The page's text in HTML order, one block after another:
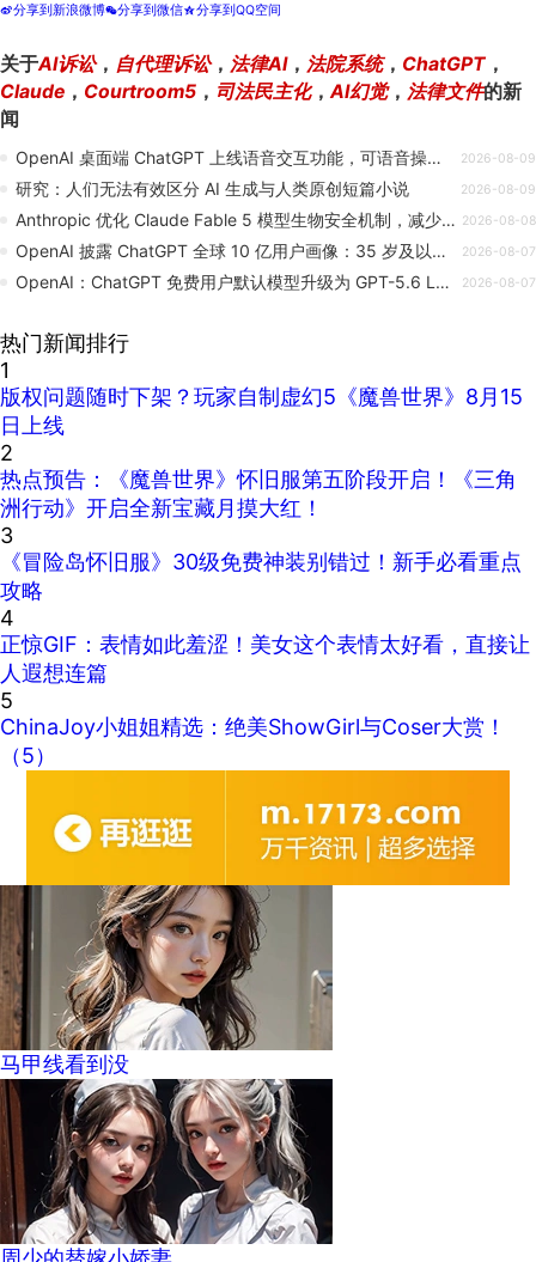
t分享到新浪微博w分享到微信z分享到QQ空间
关于AI诉讼， 自代理诉讼， 法律AI， 法院系统， ChatGPT ，
Claude ， Courtroom5 ， 司法民主化，AI幻觉， 法律文件的新
闻
OpenAI 桌面端 ChatGPT 上线语音交互功能，可语音操控电脑执行多步骤任务 2026-08-09
研究：人们无法有效区分 AI 生成与人类原创短篇小说 2026-08-09
Anthropic 优化 Claude Fable 5 模型生物安全机制，减少 85% 误拦截 2026-08-08
OpenAI 披露 ChatGPT 全球 10 亿用户画像：35 岁及以上用户用量上升 2026-08-07
OpenAI：ChatGPT 免费用户默认模型升级为 GPT-5.6 Luna，Plus 和 Pro 用户更新聊天界面 GPT-5.6 Sol 2026-08-07
热门新闻排行
1
版权问题随时下架？玩家自制虚幻5《魔兽世界》8月15
日上线
2
热点预告：《魔兽世界》怀旧服第五阶段开启！《三角
洲行动》开启全新宝藏月摸大红！
3
《冒险岛怀旧服》30级免费神装别错过！新手必看重点
攻略
4
正惊GIF：表情如此羞涩！美女这个表情太好看，直接让
人遐想连篇
5
ChinaJoy小姐姐精选：绝美ShowGirl与Coser大赏！
（5）
马甲线看到没